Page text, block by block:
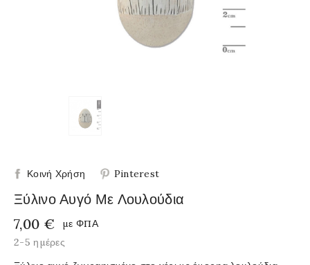
Κοινή Χρήση Pinterest
Ξύλινο Αυγό Με Λουλούδια
7,00 €
με ΦΠΑ
2-5 ημέρες